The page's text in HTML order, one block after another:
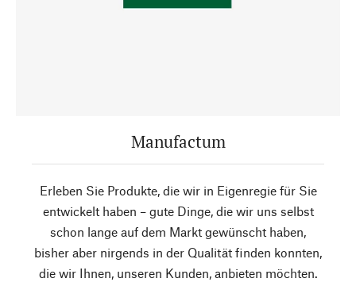
Manufactum
Erleben Sie Produkte, die wir in Eigenregie für Sie
entwickelt haben – gute Dinge, die wir uns selbst
schon lange auf dem Markt gewünscht haben,
bisher aber nirgends in der Qualität finden konnten,
die wir Ihnen, unseren Kunden, anbieten möchten.